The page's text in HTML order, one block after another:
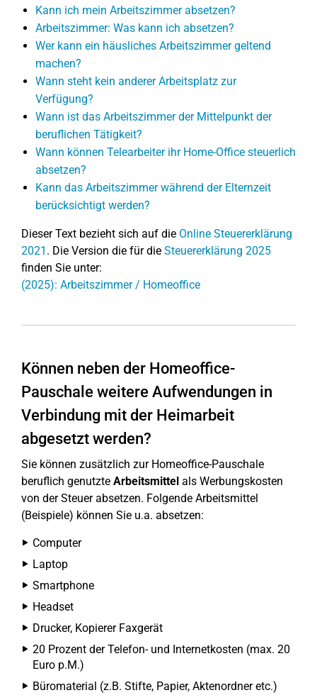
Kann ich mein Arbeitszimmer absetzen?
Arbeitszimmer: Was kann ich absetzen?
Wer kann ein häusliches Arbeitszimmer geltend
machen?
Wann steht kein anderer Arbeitsplatz zur
Verfügung?
Wann ist das Arbeitszimmer der Mittelpunkt der
beruflichen Tätigkeit?
Wann können Telearbeiter ihr Home-Office steuerlich
absetzen?
Kann das Arbeitszimmer während der Elternzeit
berücksichtigt werden?
Dieser Text bezieht sich auf die Online Steuererklärung
2021 . Die Version die für die Steuererklärung 2025
finden Sie unter:
(2025): Arbeitszimmer / Homeoffice
Können neben der Homeoffice-
Pauschale weitere Aufwendungen in
Verbindung mit der Heimarbeit
abgesetzt werden?
Sie können zusätzlich zur Homeoffice-Pauschale
beruflich genutzte Arbeitsmittel als Werbungskosten
von der Steuer absetzen. Folgende Arbeitsmittel
(Beispiele) können Sie u.a. absetzen:
Computer
Laptop
Smartphone
Headset
Drucker, Kopierer Faxgerät
20 Prozent der Telefon- und Internetkosten (max. 20
Euro p.M.)
Büromaterial (z.B. Stifte, Papier, Aktenordner etc.)